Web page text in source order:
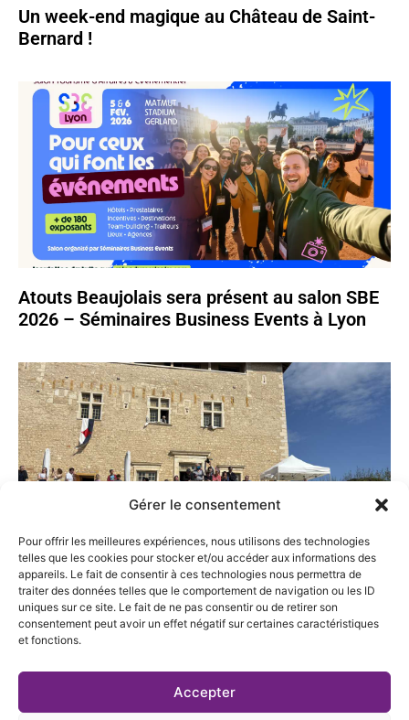
Gérer le consentement
Pour offrir les meilleures expériences, nous utilisons des technologies
telles que les cookies pour stocker et/ou accéder aux informations des
appareils. Le fait de consentir à ces technologies nous permettra de
traiter des données telles que le comportement de navigation ou les ID
uniques sur ce site. Le fait de ne pas consentir ou de retirer son
consentement peut avoir un effet négatif sur certaines caractéristiques
et fonctions.
Accepter
Un week-end magique au Château de Saint-
Bernard !
Atouts Beaujolais sera présent au salon SBE
2026 – Séminaires Business Events à Lyon
Salons loisirs et tourisme en famille 2025